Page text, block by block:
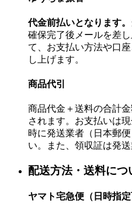
代金前払いとなります。
確保完了後メールを差
て、お支払い方法や口
し上げます。
商品代引
商品代金＋送料の合計
されます。お支払いは
時に発送業者（日本郵
い。また、領収証は発
配送方法・送料につ
ヤマト宅急便（日時指定